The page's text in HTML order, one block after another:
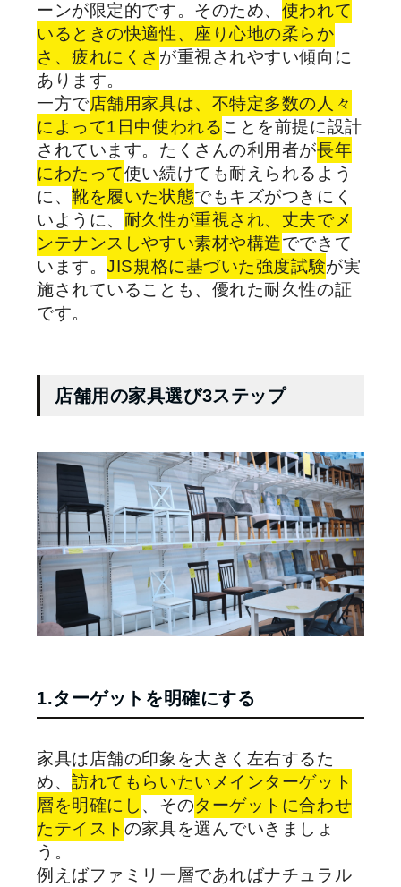
ーンが限定的です。そのため、 使われて
いるときの快適性、座り心地の柔らか
さ、疲れにくさ が重視されやすい傾向に
あります。
一方で店舗用家具は、不特定多数の人々
によって1日中使われることを前提に設計
されています。たくさんの利用者が長年
にわたって使い続けても耐えられるよう
に、靴を履いた状態でもキズがつきにく
いように、 耐久性が重視され、丈夫でメ
ンテナンスしやすい素材や構造でできて
います。JIS規格に基づいた強度試験が実
施されていることも、優れた耐久性の証
です。
店舗用の家具選び3ステップ
1.ターゲットを明確にする
家具は店舗の印象を大きく左右するた
め、訪れてもらいたいメインターゲット
層を明確にし 、そのターゲットに合わせ
たテイスト の家具を選んでいきましょ
う。
例えばファミリー層であればナチュラル